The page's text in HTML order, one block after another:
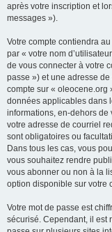
après votre inscription et
messages »).
Votre compte contiendra
par « votre nom
de vous connecter à votre
passe ») et une adresse
compte sur « oleocene.org
données applicables dans
informations, en-dehors de
votre adresse de courriel
sont obligatoires ou
Dans tous les cas, vous
vous souhaitez rendre
vous abonner ou non à la
option disponible sur votre
Votre mot de passe est
sécurisé. Cependant, il est